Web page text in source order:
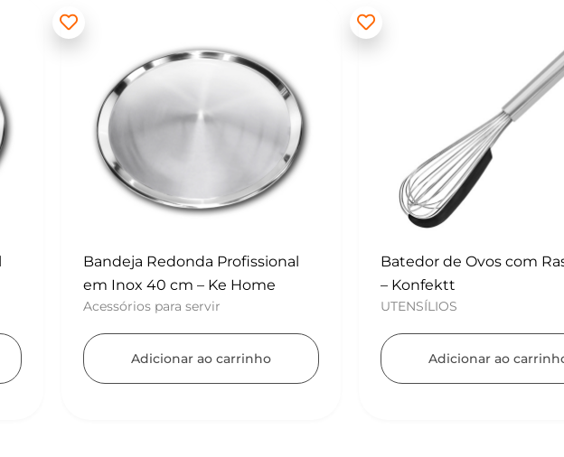
Batedor de Ovos com Raspador
– Konfektt
UTENSÍLIOS
Adicionar ao carrinho
Mini Polvilhador –
UTENSÍLIOS
Adicionar ao